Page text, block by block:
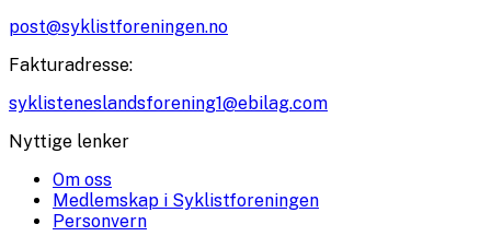
post@syklistforeningen.no
Fakturadresse:
syklisteneslandsforening1@ebilag.com
Nyttige lenker
Om oss
Medlemskap i Syklistforeningen
Personvern